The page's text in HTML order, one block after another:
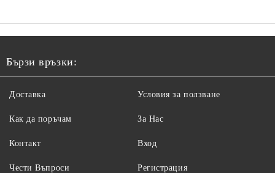
Бързи връзки:
Доставка
Как да поръчам
Контакт
Чести Въпроси
Условия за ползване
За Нас
Вход
Регистрация